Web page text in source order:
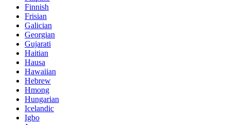
Finnish
Frisian
Galician
Georgian
Gujarati
Haitian
Hausa
Hawaiian
Hebrew
Hmong
Hungarian
Icelandic
Igbo